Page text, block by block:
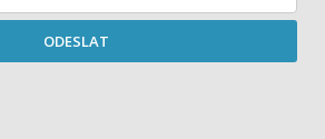
ODESLAT